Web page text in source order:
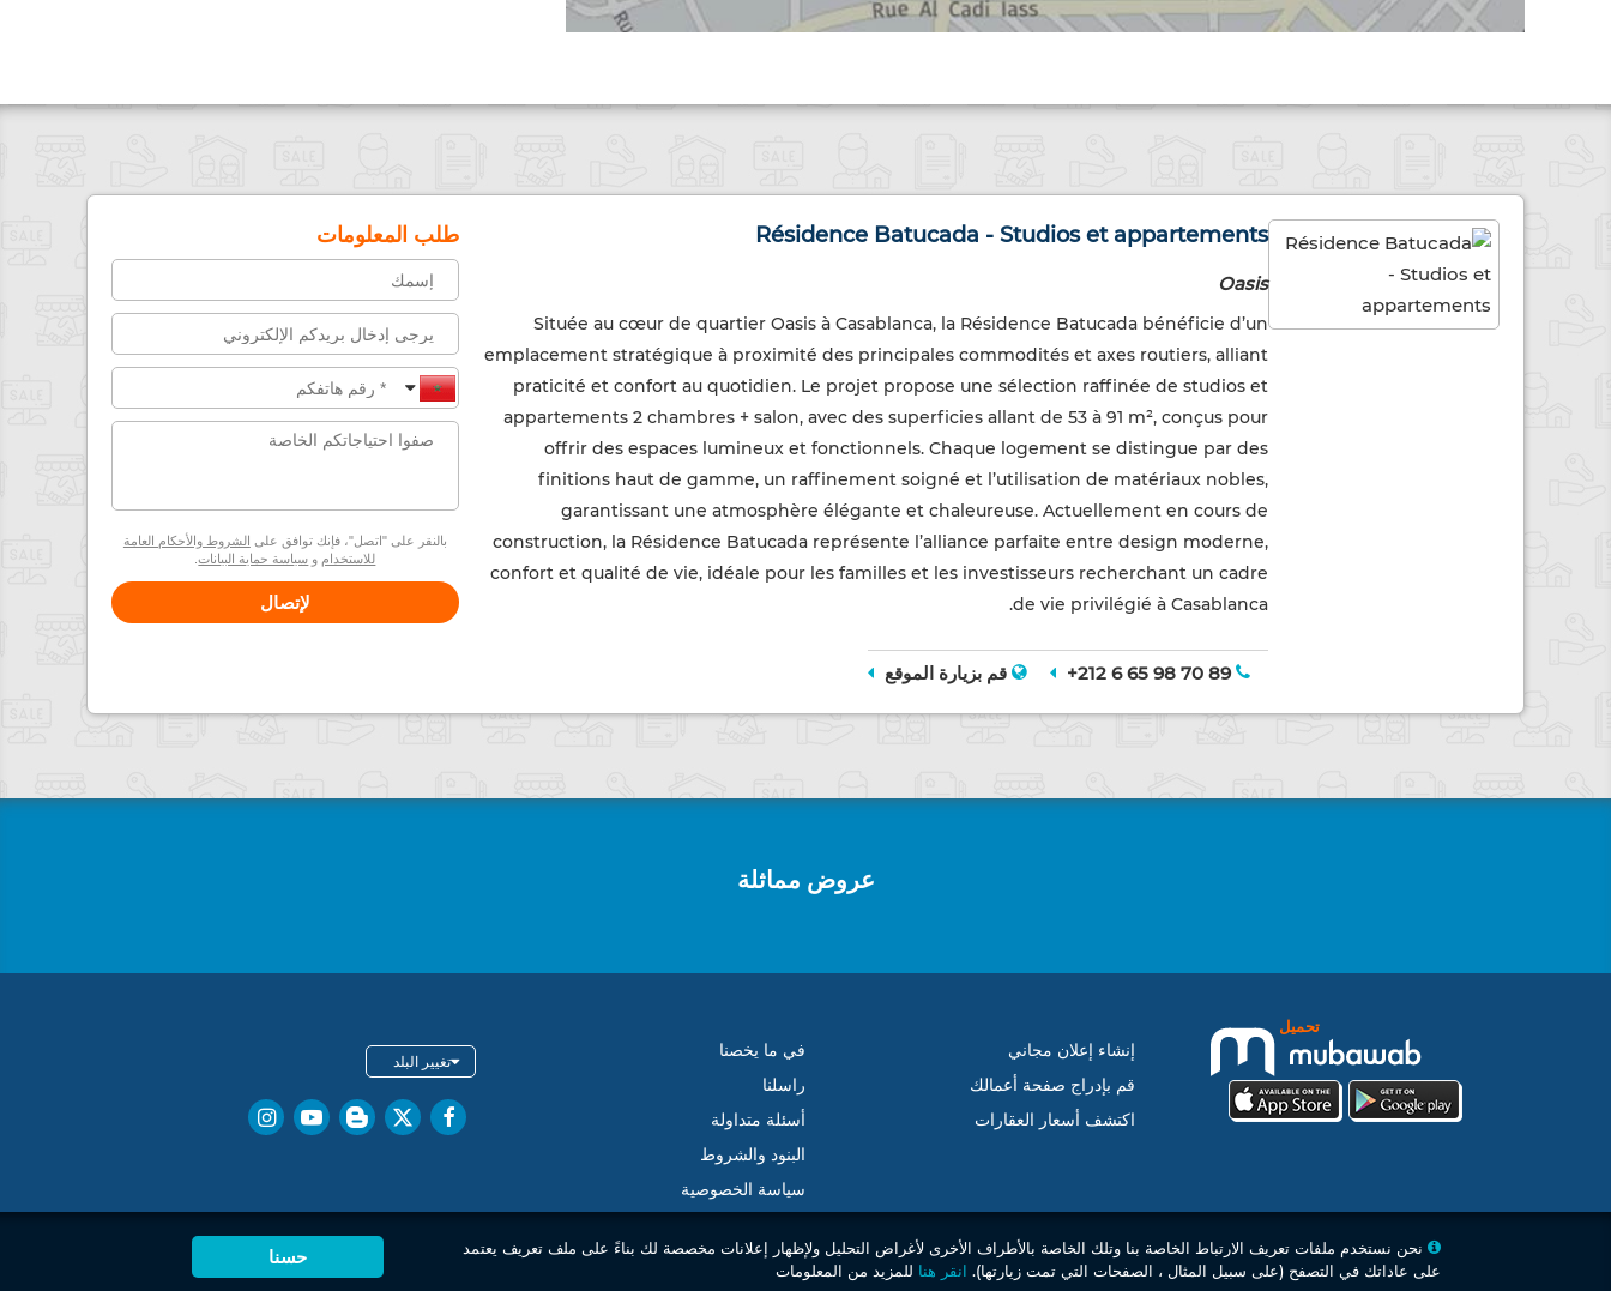
Résidence Batucada - Studios et appartements
Oasis
Située au cœur de quartier Oasis à Casablanca, la Résidence Batucada bénéficie d’un
emplacement stratégique à proximité des principales commodités et axes routiers, alliant
praticité et confort au quotidien. Le projet propose une sélection raffinée de studios et
appartements 2 chambres + salon, avec des superficies allant de 53 à 91 m², conçus pour
offrir des espaces lumineux et fonctionnels. Chaque logement se distingue par des
finitions haut de gamme, un raffinement soigné et l’utilisation de matériaux nobles,
garantissant une atmosphère élégante et chaleureuse. Actuellement en cours de
construction, la Résidence Batucada représente l’alliance parfaite entre design moderne,
confort et qualité de vie, idéale pour les familles et les investisseurs recherchant un cadre
de vie privilégié à Casablanca.
+212 6 65 98 70 89 قم بزيارة الموقع
طلب المعلومات
بالنقر على "اتصل"، فإنك توافق على
الشروط والأحكام العامة
للاستخدام و سياسة حماية البيانات.
لإتصال
عروض مماثلة
تحميل
إنشاء إعلان مجاني
قم بإدراج صفحة أعمالك
اكتشف أسعار العقارات
في ما يخصنا
راسلنا
أسئلة متداولة
البنود والشروط
سياسة الخصوصية
تغيير البلد
© 2026 جميع الحقوق محفوظة . مبوب إس إل. –
نحن نستخدم ملفات تعريف الارتباط الخاصة بنا وتلك الخاصة بالأطراف الأخرى لأغراض التحليل ولإظهار إعلانات مخصصة لك بناءً على ملف تعريف يعتمد
على عاداتك في التصفح (على سبيل المثال ، الصفحات التي تمت زيارتها). انقر هنا للمزيد من المعلومات
حسنا